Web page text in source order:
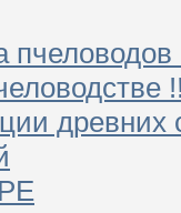
древних